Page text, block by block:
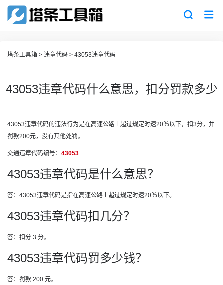
塔条工具箱 > 违章代码 > 43053违章代码
43053违章代码什么意思，扣分罚款多少
43053违章代码的违法行为是在高速公路上超过规定时速20％以下，扣3分，并
罚款200元，没有其他处罚。
交通违章代码编号： 43053
43053违章代码是什么意思？
答：43053违章代码是指在高速公路上超过规定时速20％以下。
43053违章代码扣几分？
答：扣分 3 分。
43053违章代码罚多少钱？
答：罚款 200 元。